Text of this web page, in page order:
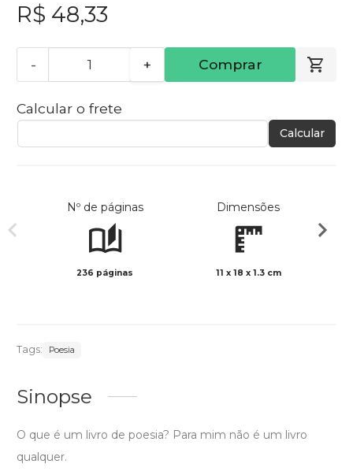
R$ 48,33
- + Comprar
Calcular o frete
Calcular
Nº de páginas
236 páginas
Dimensões
11 x 18 x 1.3 cm
Tags: Poesia
Sinopse
O que é um livro de poesia? Para mim não é um livro
qualquer.